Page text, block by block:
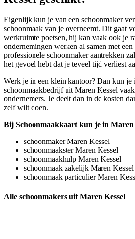
Eigenlijk kun je van een schoonmaker
schoonmaak van je overneemt. Dit gaat
werkruimte poetsen, hij kan vaak ook je
ondernemingen werken al samen met
professionele schoonmaker aantrekken
het gevoel hebt dat je teveel tijd verliest
Werk je in een klein kantoor? Dan kun je
schoonmaakbedrijf uit Maren Kessel
ondernemers. Je deelt dan in de kosten
zelf wilt doen.
Bij Schoonmaakkaart kun je in Maren
schoonmaker Maren Kessel
schoonmaakster Maren Kessel
schoonmaakhulp Maren Kessel
schoonmaak zakelijk Maren Kessel
schoonmaak particulier Maren
Alle schoonmakers uit Maren Kessel